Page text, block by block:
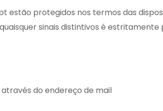
estão protegidos nos termos das
sinais distintivos é estritamente
do endereço de mail